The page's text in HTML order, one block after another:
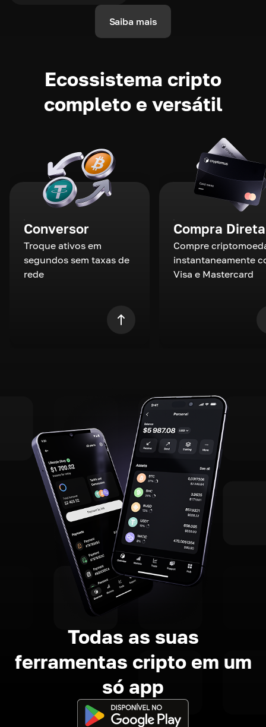
Saiba mais
Ecossistema cripto
completo e versátil
Conversor
Troque ativos em
segundos sem taxas de
rede
Compra Direta
Compre
instantaneamente
Visa e Mastercard
Todas as suas
ferramentas cripto em um
só app